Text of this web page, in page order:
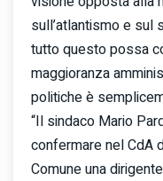
sull’atlantismo e sul
tutto questo possa
maggioranza
politiche è
“Il sindaco Mario
confermare nel CdA
Comune una